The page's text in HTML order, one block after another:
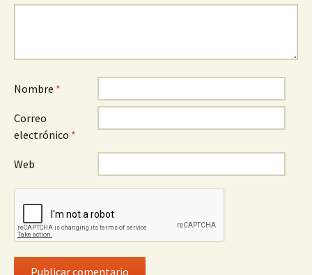
Nombre *
Correo
electrónico *
Web